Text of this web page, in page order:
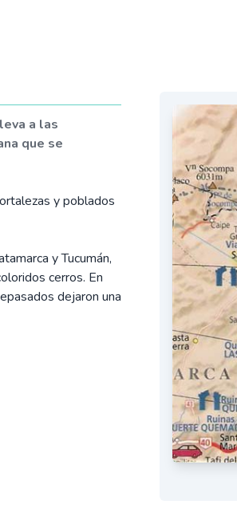
a las
que se
y poblados
y Tucumán,
cerros. En
dejaron una